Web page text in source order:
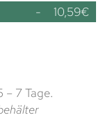
- 10,59€
7 Tage.